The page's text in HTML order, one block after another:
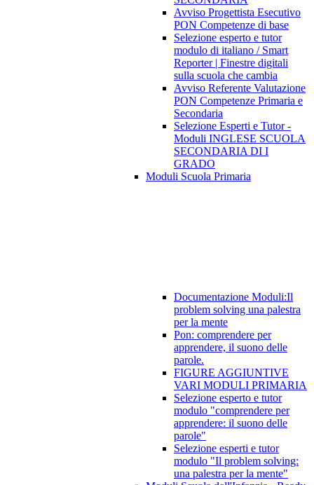
Avviso Progettista Esecutivo
PON Competenze di base
Selezione esperto e tutor
modulo di italiano / Smart
Reporter | Finestre digitali
sulla scuola che cambia
Avviso Referente Valutazione
PON Competenze Primaria e
Secondaria
Selezione Esperti e Tutor -
Moduli INGLESE SCUOLA
SECONDARIA DI I
GRADO
Moduli Scuola Primaria
Documentazione Moduli:Il
problem solving una palestra
per la mente
Pon: comprendere per
apprendere, il suono delle
parole.
FIGURE AGGIUNTIVE
VARI MODULI PRIMARIA
Selezione esperto e tutor
modulo "comprendere per
apprendere: il suono delle
parole"
Selezione esperti e tutor
modulo "Il problem solving:
una palestra per la mente"